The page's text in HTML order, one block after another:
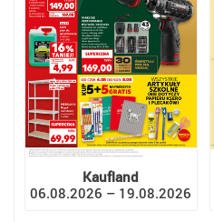
Kaufland
06.08.2026 – 19.08.2026